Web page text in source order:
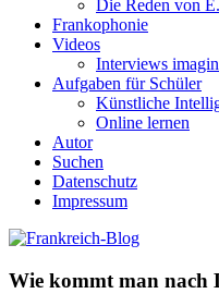
Die Reden von
Frankophonie
Videos
Interviews
Aufgaben für Schüler
Künstliche
Online lernen
Autor
Suchen
Datenschutz
Impressum
Wie kommt man nach